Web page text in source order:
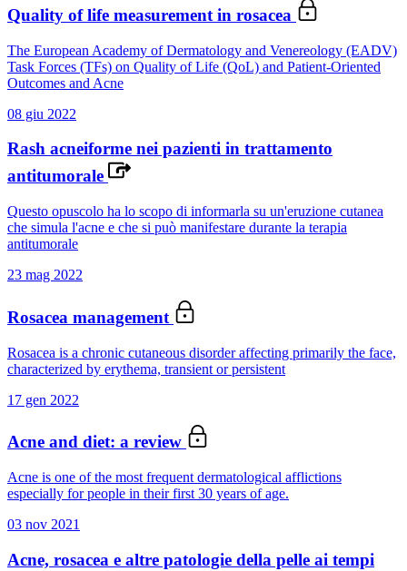
Quality of life measurement in rosacea
The European Academy of Dermatology and Venereology (EADV)
Task Forces (TFs) on Quality of Life (QoL) and Patient-Oriented
Outcomes and Acne
08 giu 2022
Rash acneiforme nei pazienti in trattamento
antitumorale
Questo opuscolo ha lo scopo di informarla su un'eruzione cutanea
che simula l'acne e che si può manifestare durante la terapia
antitumorale
23 mag 2022
Rosacea management
Rosacea is a chronic cutaneous disorder affecting primarily the face,
characterized by erythema, transient or persistent
17 gen 2022
Acne and diet: a review
Acne is one of the most frequent dermatological afflictions
especially for people in their first 30 years of age.
03 nov 2021
Acne, rosacea e altre patologie della pelle ai tempi